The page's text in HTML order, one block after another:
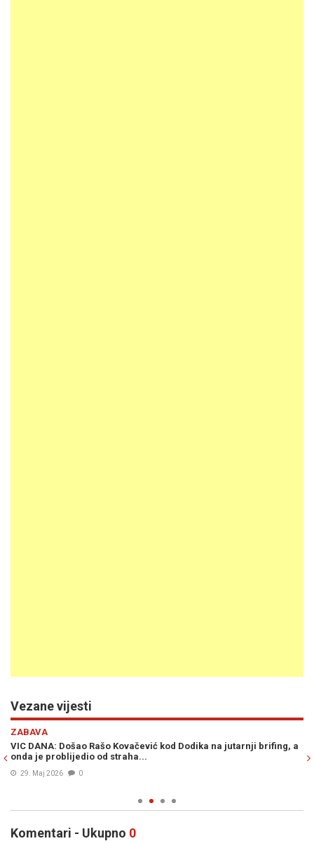
Vezane vijesti
ZABAVA
VIC DANA: Došao Rašo Kovačević kod Dodika na jutarnji brifing, a
onda je problijedio od straha...
29. Maj 2026 0
Komentari - Ukupno 0